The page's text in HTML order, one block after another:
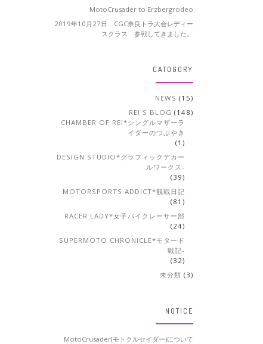
MotoCrusader to Erzbergrodeo
2019年10月27日 CGC奈良トラ大会レディー
スクラス 参戦してきました。
CATOGORY
NEWS (15)
REI'S BLOG (148)
CHAMBER OF REI*シングルマザーラ
イダーのつぶやき
(1)
DESIGN STUDIO*グラフィックデカー
ルワークス-
(39)
MOTORSPORTS ADDICT*観戦日記
(81)
RACER LADY*女子バイクレーサー部
(24)
SUPERMOTO CHRONICLE*モタード
戦記-
(32)
未分類 (3)
NOTICE
MotoCrusader(モトクルセイダー)について